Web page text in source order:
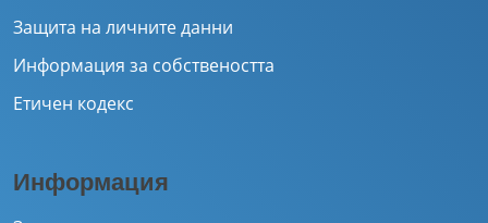
Защита на личните данни
Информация за собствеността
Етичен кодекс
Информация